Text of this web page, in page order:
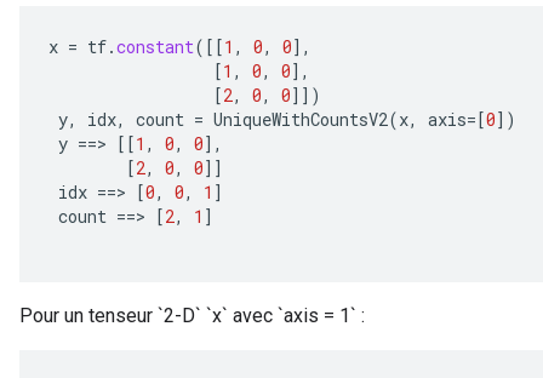
x = tf.constant( [[1 , 0, 0] ,
[1 , 0, 0] ,
[2, 0, 0]] )
y, idx, count = UniqueWithCountsV2(x, axis=[0] )
y ==> [[1 , 0, 0] ,
[2, 0, 0]]
idx ==> [0, 0, 1 ]
count ==> [2, 1 ]
Pour un tenseur `2-D` `x` avec `axis = 1` :